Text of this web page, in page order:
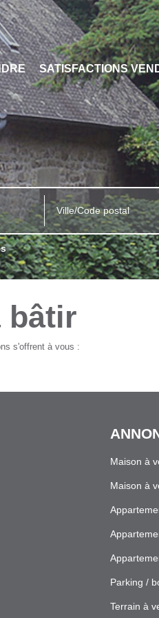
SATISFACTIONS
Ville/Code postal
bâtir
s'offrent à vous :
Maison à
Maison à
Parking /
Terrain à